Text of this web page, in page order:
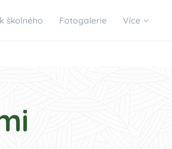
školného Fotogalerie Více